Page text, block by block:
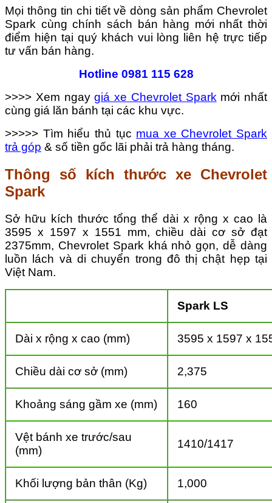
Mọi thông tin chi tiết về dòng sản phẩm Chevrolet
Spark cùng chính sách bán hàng mới nhất thời
điểm hiện tại quý khách vui lòng liên hệ trực tiếp
tư vấn bán hàng.
Hotline 0981 115 628
>>>> Xem ngaygiá xe Chevrolet Sparkmới nhất
cùng giá lăn bánh tại các khu vực.
>>>>> Tìm hiểu thủ tục mua xe Chevrolet Spark
trả góp & số tiền gốc lãi phải trả hàng tháng.
Thông số kích thước xe Chevrolet
Spark
Sở hữu kích thước tổng thể dài x rộng x cao là
3595 x 1597 x 1551 mm, chiều dài cơ sở đạt
2375mm, Chevrolet Spark khá nhỏ gọn, dễ dàng
luồn lách và di chuyển trong đô thị chật hẹp tại
Việt Nam.
Spark LS
Dài x rộng x cao (mm) 3595 x 1597 x
Chiều dài cơ sở (mm) 2,375
Khoảng sáng gầm xe (mm) 160
Vệt bánh xe trước/sau
(mm)
1410/1417
Khối lượng bản thân (Kg) 1,000